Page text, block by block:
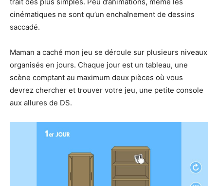
cinématiques ne sont qu’un enchaînement de dessins
saccadé.
Maman a caché mon jeu se déroule sur plusieurs niveaux
organisés en jours. Chaque jour est un tableau, une
scène comptant au maximum deux pièces où vous
devrez chercher et trouver votre jeu, une petite console
aux allures de DS.